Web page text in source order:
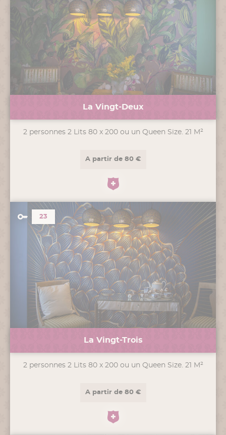
La Vingt-Deux
2 personnes 2 Lits 80 x 200 ou un Queen Size. 21 M²
A partir de 80 €
23
La Vingt-Trois
2 personnes 2 Lits 80 x 200 ou un Queen Size. 21 M²
A partir de 80 €